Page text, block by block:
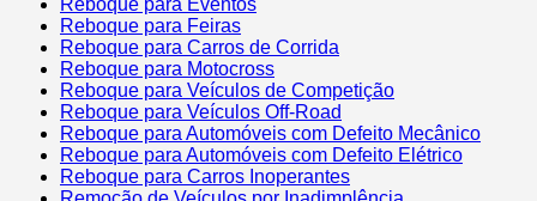
Reboque para Eventos
Reboque para Feiras
Reboque para Carros de Corrida
Reboque para Motocross
Reboque para Veículos de Competição
Reboque para Veículos Off-Road
Reboque para Automóveis com Defeito Mecânico
Reboque para Automóveis com Defeito Elétrico
Reboque para Carros Inoperantes